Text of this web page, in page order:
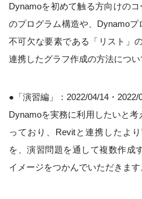
Dynamoを初めて触る方向けの
のプログラム構造や、Dynamo
不可欠な要素である「リスト」
連携したグラフ作成の方法につい
●「演習編」：2022/04/14・2022/
Dynamoを実務に利用したいと
っており、Revitと連携したよ
を、演習問題を通して複数作成
イメージをつかんでいただきます